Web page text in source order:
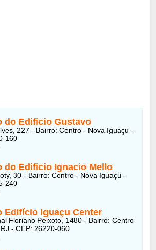
do Edificio Gustavo
227 - Bairro: Centro - Nova Iguaçu -
160
do Edificio Ignacio Mello
30 - Bairro: Centro - Nova Iguaçu -
240
Edifício Iguaçu Center
Floriano Peixoto, 1480 - Bairro: Centro
- CEP: 26220-060